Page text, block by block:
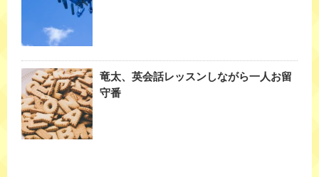
竜太、英会話レッスンしながら一人お留
守番